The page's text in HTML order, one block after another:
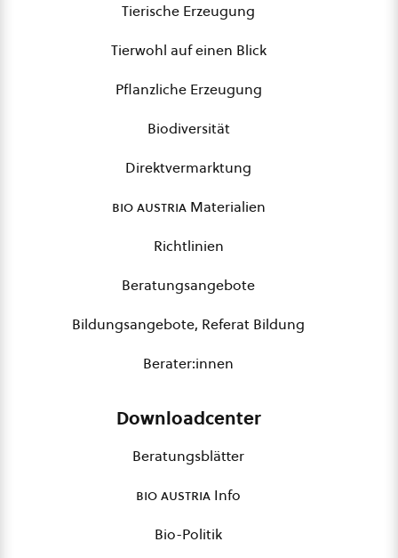
Tierische Erzeugung
Tierwohl auf einen Blick
Pflanzliche Erzeugung
Biodiversität
Direktvermarktung
bio austriaMaterialien
Richtlinien
Beratungsangebote
Bildungsangebote, Referat Bildung
Berater:innen
Downloadcenter
Beratungsblätter
bio austria Info
Bio-Politik